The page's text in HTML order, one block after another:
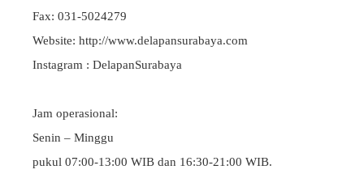
Fax: 031-5024279
Website: http://www.delapansurabaya.com
Instagram : DelapanSurabaya
Jam operasional:
Senin – Minggu
pukul 07:00-13:00 WIB dan 16:30-21:00 WIB.